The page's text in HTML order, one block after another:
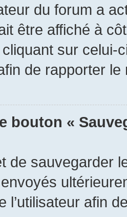
du forum a
être affiché à
sur
de rapporter le
bouton «
de sauvegarder
l’utilisateur afin